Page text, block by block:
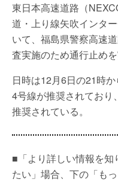
東日本高速道路（
道・上り線矢吹インタ
いて、福島県警察高速
査実施のため通行止め
日時は12月6日の21時
4号線が推奨されており
推奨されている。
■「より詳しい情報を知
たい」場合、下の「も